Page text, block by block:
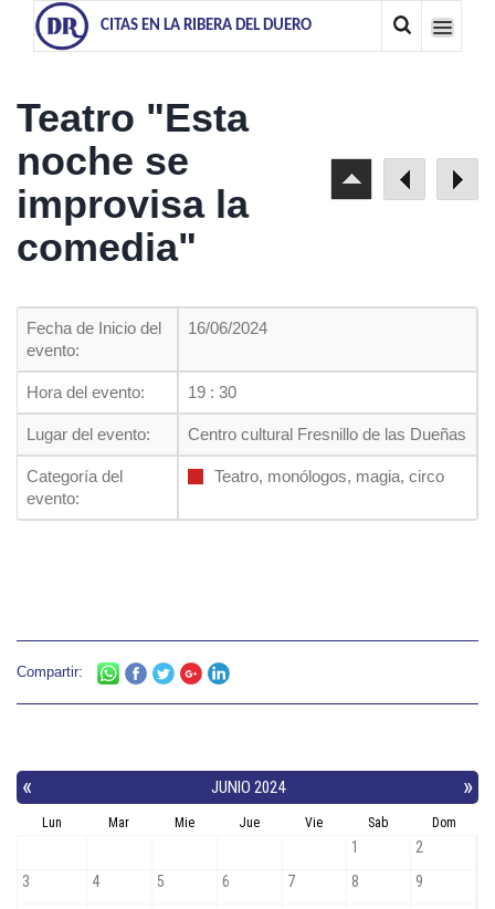
CITAS EN LA RIBERA DEL DUERO
Teatro "Esta
noche se
improvisa la
comedia"
Fecha de Inicio del
evento:
16/06/2024
Hora del evento: 19 : 30
Lugar del evento: Centro cultural Fresnillo de las Dueñas
Categoría del
evento:
Teatro, monólogos, magia, circo
Compartir: